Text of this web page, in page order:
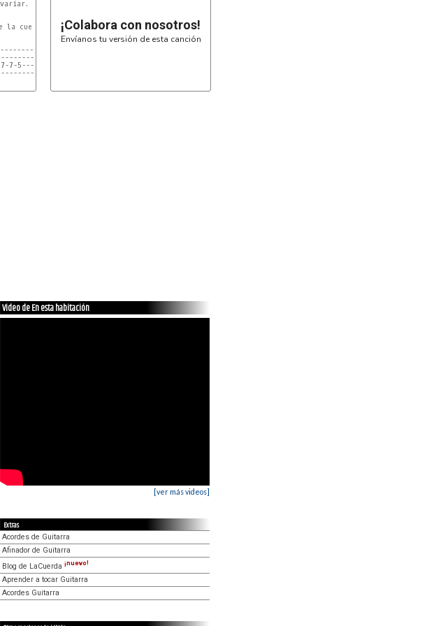
la cuerda 14 hacia el 2 o hacia la nada
7-5------
(1)
¡Colabora con nosotros!
Envíanos tu versión de esta canción
Video de En esta habitación
[ver más videos]
Extras
Acordes de Guitarra
Afinador de Guitarra
Blog de LaCuerda ¡nuevo!
Aprender a tocar Guitarra
Acordes Guitarra